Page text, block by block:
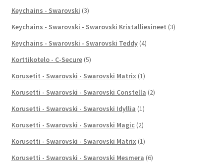
Keychains - Swarovski (3)
Keychains - Swarovski - Swarovski Kristalliesineet (3)
Keychains - Swarovski - Swarovski Teddy (4)
Korttikotelo - C-Secure (5)
Korusetit - Swarovski - Swarovski Matrix (1)
Korusetti - Swarovski - Swarovski Constella (2)
Korusetti - Swarovski - Swarovski Idyllia (1)
Korusetti - Swarovski - Swarovski Magic (2)
Korusetti - Swarovski - Swarovski Matrix (1)
Korusetti - Swarovski - Swarovski Mesmera (6)